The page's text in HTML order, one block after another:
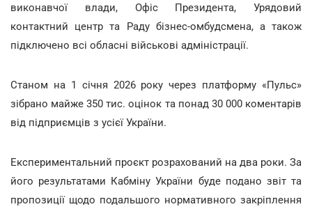
виконавчої влади, Офіс Президента, Урядовий
контактний центр та Раду бізнес-омбудсмена, а також
підключено всі обласні військові адміністрації.
Станом на 1 січня 2026 року через платформу «Пульс»
зібрано майже 350 тис. оцінок та понад 30 000 коментарів
від підприємців з усієї України.
Експериментальний проєкт розрахований на два роки. За
його результатами Кабміну України буде подано звіт та
пропозиції щодо подальшого нормативного закріплення